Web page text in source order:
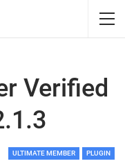
Verified
ULTIMATE MEMBER PLUGIN